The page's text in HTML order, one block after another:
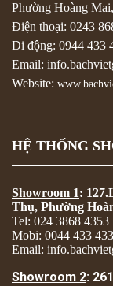
Phường Hoàng
Điện thoại: 0243
Di động: 0944 433
Email:
Website:
HỆ THỐNG
Showroom 1:
Thụ, Phường
Tel: 024 3868 4353
Mobi: 0044 433
Email:
Showroom 2: